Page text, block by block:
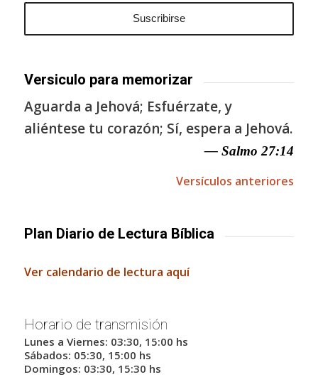
Versiculo para memorizar
Aguarda a Jehová; Esfuérzate, y
aliéntese tu corazón; Sí, espera a Jehová.
— Salmo 27:14
Versículos anteriores
Plan Diario de Lectura Bíblica
Ver calendario de lectura aquí
Horario de transmisión
Lunes a Viernes: 03:30, 15:00 hs
Sábados: 05:30, 15:00 hs
Domingos: 03:30, 15:30 hs